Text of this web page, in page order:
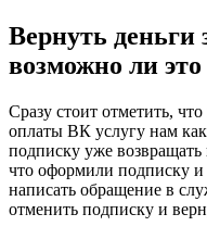
Вернуть деньги
возможно ли это
Сразу стоит отметить,
оплаты ВК услугу нам
подписку уже
что оформили подписку
написать обращение в
отменить подписку и